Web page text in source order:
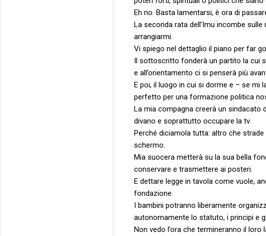
Eh no. Basta lamentarsi, è ora di
La seconda rata dell’Imu incombe
arrangiarmi.
Vi spiego nel dettaglio il piano per far
Il sottoscritto fonderà un partito la cui
e all’orientamento ci si penserà più
E poi, il luogo in cui si dorme e – se mi
perfetto per una formazione politica
La mia compagna creerà un
divano e soprattutto occupare la tv.
Perché diciamola tutta: altro che
schermo.
Mia suocera metterà su la sua bella
conservare e trasmettere ai posteri.
E dettare legge in tavola come vuole,
fondazione.
I bambini potranno liberamente
autonomamente lo statuto, i principi e
Non vedo l’ora che termineranno il